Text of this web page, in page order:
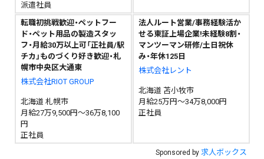
派遣社員
転職初挑戦歓迎・ペットフー
ド・ペット用品の製造スタッ
フ・月給30万以上可「正社員/駅
チカ」ものづくり好き歓迎・札
幌市中央区大通東
株式会社RIOT GROUP
北海道 札幌市
月給27万9,500円～36万8,100
円
正社員
法人ルート営業/事務経験活か
せる東証上場企業!未経験8割・
マンツーマン研修/土日祝休
み・年休125日
株式会社レント
北海道 苫小牧市
月給25万円～34万8,000円
正社員
Sponsored by 求人ボックス